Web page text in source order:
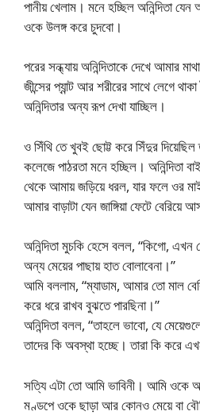
পানীয় খেলাম। মনে হচ্ছিল অনিন্দিতা
ওকে উলঙ্গ করে চুদবো।
পরের সন্ধ্যায় অনিন্দিতাকে দেখে আমার
জীন্সের প্যান্ট আর শরীরের সাথে লেগে
অনিন্দিতার অন্য রূপ দেখা যাচ্ছিল।
ও সিঁথি তে খুবই ছোট্ট করে সিঁদুর
কলেজে পাঠরতা মনে হচ্ছিল। অনিন্দিতা
থেকে আমায় জড়িয়ে ধরল, যার ফলে ওর
আমার বাড়াটা যেন জাঙ্গিয়া ফেটে বেরিয়ে
অনিন্দিতা মুচকি হেসে বলল, “কিগো,
অন্য মেয়ের পাছায় হাত বোলাবেনা।”
আমি বললাম, “ম্যাডাম, আমার তো মাল
করে ধরে রাখব বুঝতে পারছিনা।”
অনিন্দিতা বলল, “তাহলে ভাবো, যে
তাদের কি অবস্থা হচ্ছে। তারা কি করে
সত্যি এটা তো আমি ভাবিনী। আমি
মণ্ডপে ওকে ছাড়া আর কোনও মেয়ে বা